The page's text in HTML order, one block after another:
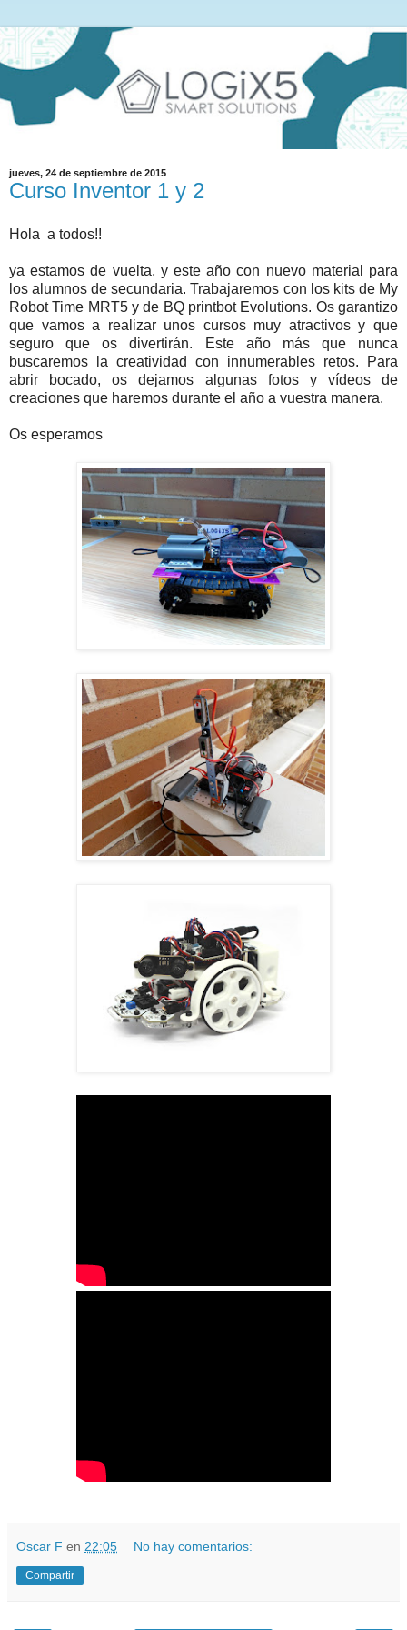
jueves, 24 de septiembre de 2015
Curso Inventor 1 y 2
Hola a todos!!
ya estamos de vuelta, y este año con nuevo material para
los alumnos de secundaria. Trabajaremos con los kits de My
Robot Time MRT5 y de BQ printbot Evolutions. Os garantizo
que vamos a realizar unos cursos muy atractivos y que
seguro que os divertirán. Este año más que nunca
buscaremos la creatividad con innumerables retos. Para
abrir bocado, os dejamos algunas fotos y vídeos de
creaciones que haremos durante el año a vuestra manera.
Os esperamos
Oscar F en 22:05 No hay comentarios:
Compartir